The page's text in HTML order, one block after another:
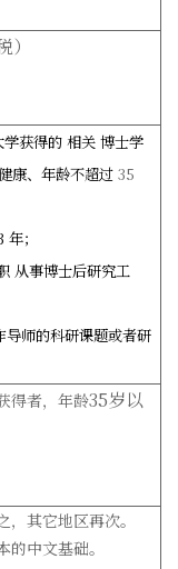
）
学获得的 相关 博士学
康、年龄不超过 35
年；
从事博士后研究工
导师的科研课题或者研
得者，年龄35岁以
其它地区再次。
中文基础。